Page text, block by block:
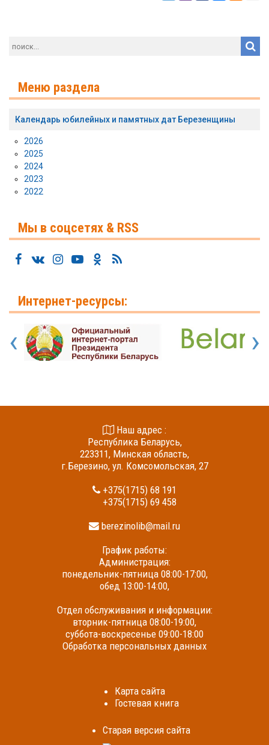
Меню раздела
Календарь юбилейных и памятных дат Березенщины
2026
2025
2024
2023
2022
Мы в соцсетях & RSS
Интернет-ресурсы:
‹ ›
Наш адрес :
Республика Беларусь,
223311, Минская область,
г.Березино, ул. Комсомольская, 27
+375(1715) 68 191
+375(1715) 69 458
berezinolib@mail.ru
График работы:
Администрация:
понедельник-пятница 08:00-17:00,
обед 13:00-14:00,
Отдел обслуживания и информации:
вторник-пятница 08:00-19:00,
суббота-воскресенье 09:00-18:00
Обработка персональных данных
Карта сайта
Гостевая книга
Cтарая версия сайта